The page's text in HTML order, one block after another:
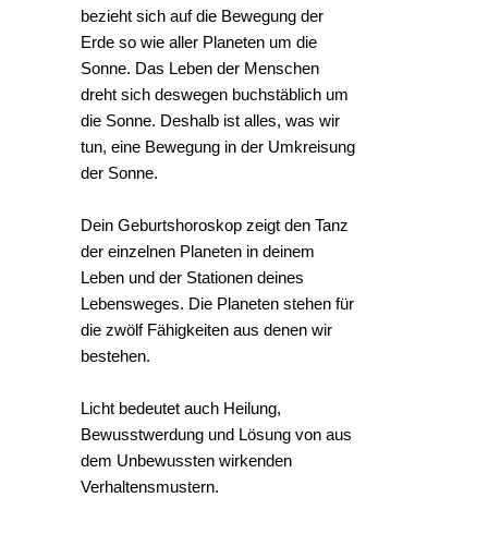
bezieht sich auf die Bewegung der
Erde so wie aller Planeten um die
Sonne. Das Leben der Menschen
dreht sich deswegen buchstäblich um
die Sonne. Deshalb ist alles, was wir
tun, eine Bewegung in der Umkreisung
der Sonne.
Dein Geburtshoroskop zeigt den Tanz
der einzelnen Planeten in deinem
Leben und der Stationen deines
Lebensweges. Die Planeten stehen für
die zwölf Fähigkeiten aus denen wir
bestehen.
Licht bedeutet auch Heilung,
Bewusstwerdung und Lösung von aus
dem Unbewussten wirkenden
Verhaltensmustern.